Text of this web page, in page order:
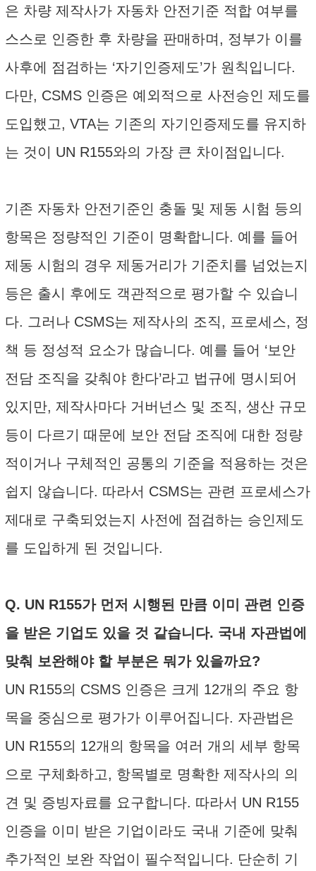
은 차량 제작사가 자동차 안전기준 적합 여부를
스스로 인증한 후 차량을 판매하며, 정부가 이를
사후에 점검하는 ‘자기인증제도’가 원칙입니다.
다만, CSMS 인증은 예외적으로 사전승인 제도를
도입했고, VTA는 기존의 자기인증제도를 유지하
는 것이 UN R155와의 가장 큰 차이점입니다.
기존 자동차 안전기준인 충돌 및 제동 시험 등의
항목은 정량적인 기준이 명확합니다. 예를 들어
제동 시험의 경우 제동거리가 기준치를 넘었는지
등은 출시 후에도 객관적으로 평가할 수 있습니
다. 그러나 CSMS는 제작사의 조직, 프로세스, 정
책 등 정성적 요소가 많습니다. 예를 들어 ‘보안
전담 조직을 갖춰야 한다’라고 법규에 명시되어
있지만, 제작사마다 거버넌스 및 조직, 생산 규모
등이 다르기 때문에 보안 전담 조직에 대한 정량
적이거나 구체적인 공통의 기준을 적용하는 것은
쉽지 않습니다. 따라서 CSMS는 관련 프로세스가
제대로 구축되었는지 사전에 점검하는 승인제도
를 도입하게 된 것입니다.
Q. UN R155가 먼저 시행된 만큼 이미 관련 인증
을 받은 기업도 있을 것 같습니다. 국내 자관법에
맞춰 보완해야 할 부분은 뭐가 있을까요?
UN R155의 CSMS 인증은 크게 12개의 주요 항
목을 중심으로 평가가 이루어집니다. 자관법은
UN R155의 12개의 항목을 여러 개의 세부 항목
으로 구체화하고, 항목별로 명확한 제작사의 의
견 및 증빙자료를 요구합니다. 따라서 UN R155
인증을 이미 받은 기업이라도 국내 기준에 맞춰
추가적인 보완 작업이 필수적입니다. 단순히 기